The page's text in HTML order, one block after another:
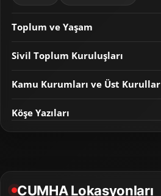
Toplum ve Yaşam
Sivil Toplum Kuruluşları
Kamu Kurumları ve Üst Kurullar
Köşe Yazıları
CUMHA Lokasyonları